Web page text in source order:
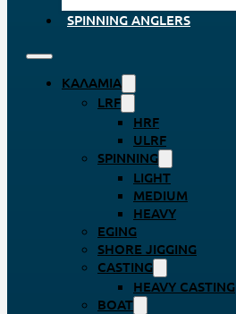
SPINNING ANGLERS
ΚΑΛΆΜΙΑ
LRF
HRF
ULRF
SPINNING
LIGHT
MEDIUM
HEAVY
EGING
SHORE JIGGING
CASTING
HEAVY CASTING
BOAT